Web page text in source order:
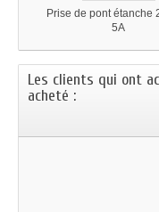
Prise de pont étanche
5A
Les clients qui ont
acheté :